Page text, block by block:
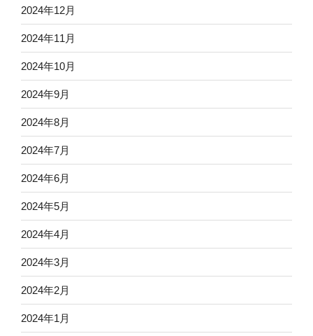
2024年12月
2024年11月
2024年10月
2024年9月
2024年8月
2024年7月
2024年6月
2024年5月
2024年4月
2024年3月
2024年2月
2024年1月